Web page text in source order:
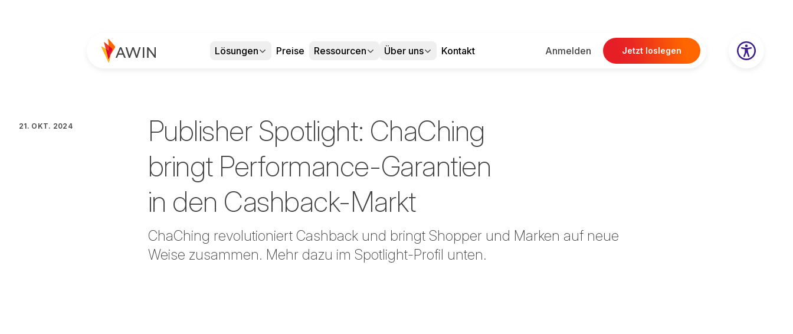
Lösungen Preise Ressourcen Über uns Kontakt Anmelden Jetzt loslegen
Publisher Spotlight: ChaChing
bringt Performance-Garantien
in den Cashback-Markt
ChaChing revolutioniert Cashback und bringt Shopper und Marken auf neue
Weise zusammen. Mehr dazu im Spotlight-Profil unten.
21. OKT. 2024